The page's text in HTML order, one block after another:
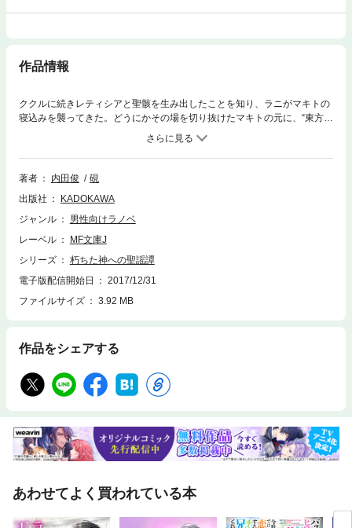
作品情報
ククルに続きレティシアと聖骸を生み出したことを知り、ラニがマキトの
寝込みを襲ってきた。どうにかその場を切り抜けたマキトの元に、“東方の
賢人”クズノハからオリヴィアを経由して東の国で開催される機鎧の“披露
戦”の招待状が送られて来る。出場選手として招待され、聖骸の乗り手であ
る自身の腕を披露しようと意気込むマキト。だが、東の国に到着したマキ
トたちを待ち受けていたのは、思いもよらないクズノハの“ある計画”だっ
キトが自国に留まっているはずのラニと東の国で再会したとき、運命の歯
車は音を立てて加速していく。王道クレイドル・ファンタジー、核心に迫
著者 内田俊
硯
出版社
KADOKAWA
ジャンル
男性向けラノベ
レーベル
MF文庫J
シリーズ
朽ちた神への聖謡譚
電子版配信開始日
2017/12/31
ファイルサイズ
3.92 MB
作品をシェアする
あわせてよく買われている本